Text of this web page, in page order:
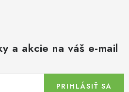
a akcie na váš e-mail
PRIHLÁSIŤ SA